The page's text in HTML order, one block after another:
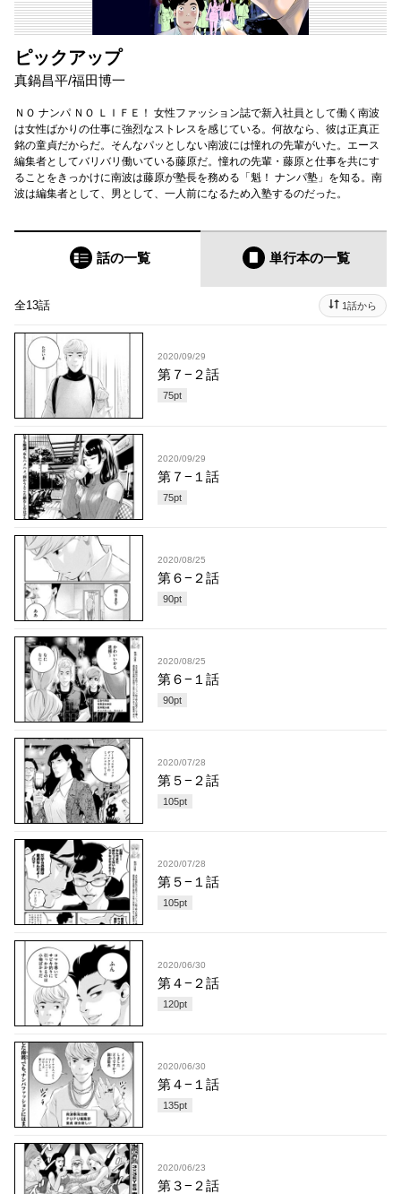
ピックアップ
真鍋昌平/福田博一
ＮＯ ナンパ ＮＯ ＬＩＦＥ！ 女性ファッション誌で新入社員として働く南波
は女性ばかりの仕事に強烈なストレスを感じている。何故なら、彼は正真正
銘の童貞だからだ。そんなパッとしない南波には憧れの先輩がいた。エース
編集者としてバリバリ働いている藤原だ。憧れの先輩・藤原と仕事を共にす
ることをきっかけに南波は藤原が塾長を務める「魁！ ナンパ塾」を知る。南
波は編集者として、男として、一人前になるため入塾するのだった。
話の一覧 単行本の一覧
全13話 1話から
2020/09/29
第７−２話
75pt
2020/09/29
第７−１話
75pt
2020/08/25
第６−２話
90pt
2020/08/25
第６−１話
90pt
2020/07/28
第５−２話
105pt
2020/07/28
第５−１話
105pt
2020/06/30
第４−２話
120pt
2020/06/30
第４−１話
135pt
2020/06/23
第３−２話